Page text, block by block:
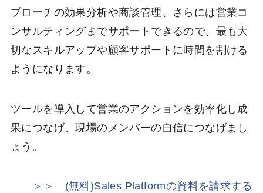
プローチの効果分析や商談管理、さらには営業コ
ンサルティングまでサポートできるので、最も大
切なスキルアップや顧客サポートに時間を割ける
ようになります。
ツールを導入して営業のアクションを効率化し成
果につなげ、現場のメンバーの自信につなげまし
ょう。
＞＞ (無料)Sales Platformの資料を請求する